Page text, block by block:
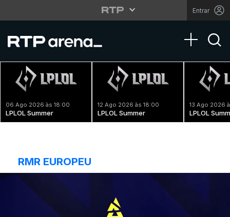
Entrar
Toggle
06 Ago 2026 às 18:00
LPLOL Summer
12 Ago 2026 às 18:00
LPLOL Summer
13 Ago 2026
LPLOL
RMR EUROPEU